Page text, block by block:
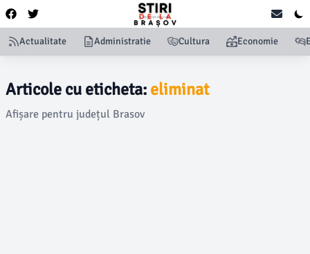
Actualitate Administratie Cultura Economie
Articole cu eticheta: eliminat
Afișare pentru județul Brasov